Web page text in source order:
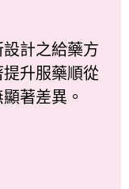
計之給藥方
升服藥順從
顯著差異。